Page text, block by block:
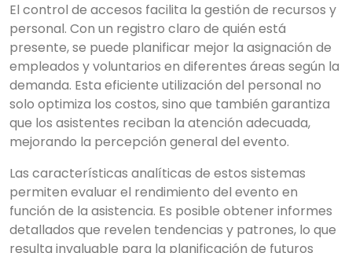
×
Search
CATEGORIES
El control de accesos facilita la gestión de recursos y
personal. Con un registro claro de quién está
presente, se puede planificar mejor la asignación de
empleados y voluntarios en diferentes áreas según la
demanda. Esta eficiente utilización del personal no
solo optimiza los costos, sino que también garantiza
que los asistentes reciban la atención adecuada,
mejorando la percepción general del evento.
Las características analíticas de estos sistemas
permiten evaluar el rendimiento del evento en
función de la asistencia. Es posible obtener informes
detallados que revelen tendencias y patrones, lo que
resulta invaluable para la planificación de futuros